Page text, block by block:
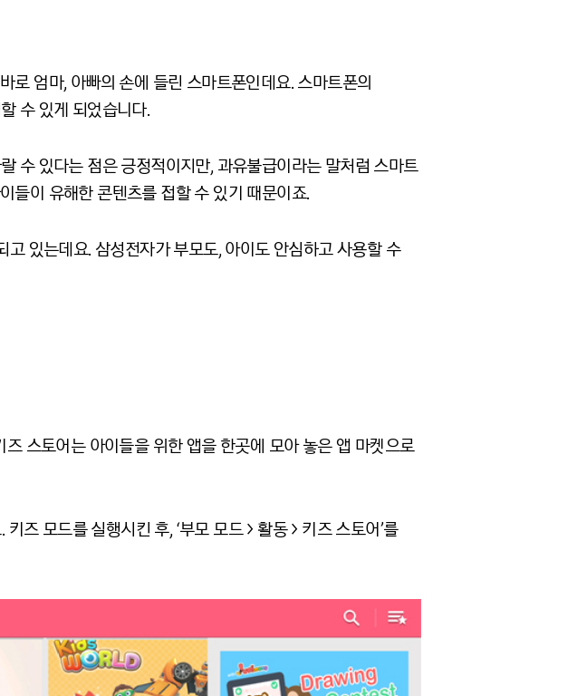
로 엄마, 아빠의 손에 들린 스마트폰인데요. 스마트폰의
수 있게 되었습니다.
수 있다는 점은 긍정적이지만, 과유불급이라는 말처럼 스마트
들이 유해한 콘텐츠를 접할 수 있기 때문이죠.
고 있는데요. 삼성전자가 부모도, 아이도 안심하고 사용할 수
스토어는 아이들을 위한 앱을 한곳에 모아 놓은 앱 마켓으로
즈 모드를 실행시킨 후, ‘부모 모드 > 활동 > 키즈 스토어’를